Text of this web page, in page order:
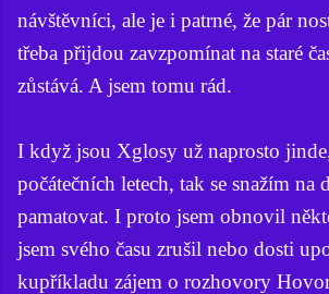
návštěvníci, ale je i patrné, že pár
třeba přijdou zavzpomínat na staré
zůstává. A jsem tomu rád.
I když jsou Xglosy už naprosto
počátečních letech, tak se snažím na
pamatovat. I proto jsem obnovil
jsem svého času zrušil nebo dosti
kupříkladu zájem o rozhovory